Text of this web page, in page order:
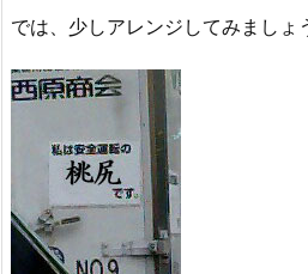
では、少しアレンジしてみましょ